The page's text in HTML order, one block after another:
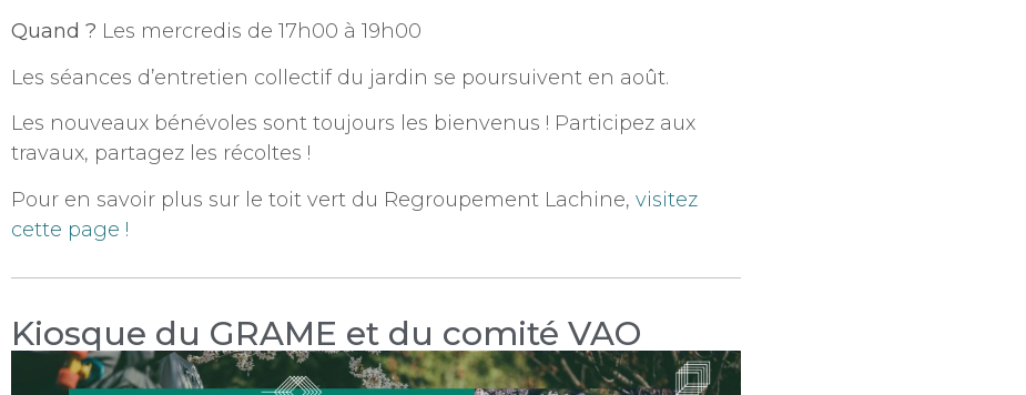
Quand ? Les mercredis de 17h00 à 19h00
Les séances d’entretien collectif du jardin se poursuivent en août.
Les nouveaux bénévoles sont toujours les bienvenus ! Participez aux
travaux, partagez les récoltes !
Pour en savoir plus sur le toit vert du Regroupement Lachine, visitez
cette page !
Kiosque du GRAME et du comité VAO